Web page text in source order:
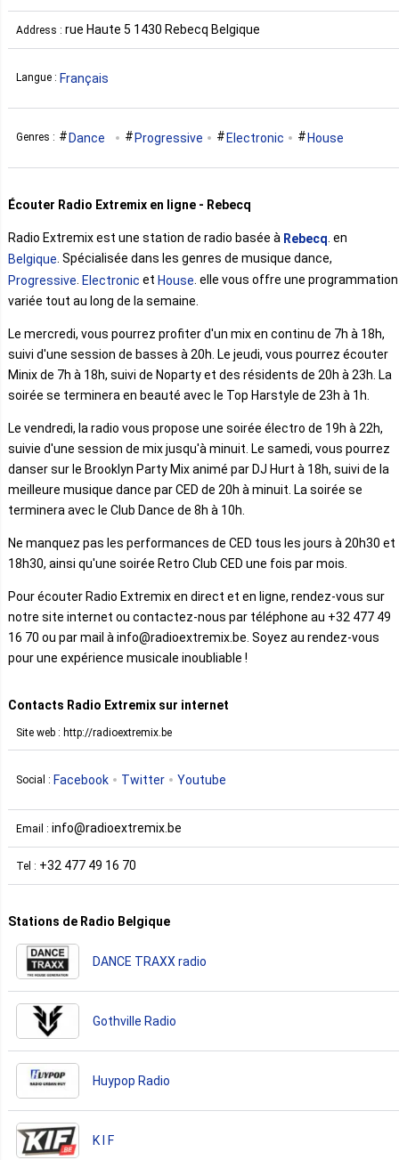
Address : rue Haute 5 1430 Rebecq Belgique
Langue : Français
Genres : Dance Progressive Electronic House
Écouter Radio Extremix en ligne - Rebecq
Radio Extremix est une station de radio basée à Rebecq . en
Belgique. Spécialisée dans les genres de musique dance,
Progressive Electronic et House . elle vous offre une programmation
variée tout au long de la semaine.
Le mercredi, vous pourrez profiter d'un mix en continu de 7h à 18h,
suivi d'une session de basses à 20h. Le jeudi, vous pourrez écouter
Minix de 7h à 18h, suivi de Noparty et des résidents de 20h à 23h. La
soirée se terminera en beauté avec le Top Harstyle de 23h à 1h.
Le vendredi, la radio vous propose une soirée électro de 19h à 22h,
suivie d'une session de mix jusqu'à minuit. Le samedi, vous pourrez
danser sur le Brooklyn Party Mix animé par DJ Hurt à 18h, suivi de la
meilleure musique dance par CED de 20h à minuit. La soirée se
terminera avec le Club Dance de 8h à 10h.
Ne manquez pas les performances de CED tous les jours à 20h30 et
18h30, ainsi qu'une soirée Retro Club CED une fois par mois.
Pour écouter Radio Extremix en direct et en ligne, rendez-vous sur
notre site internet ou contactez-nous par téléphone au +32 477 49
16 70 ou par mail à info@radioextremix.be. Soyez au rendez-vous
pour une expérience musicale inoubliable !
Contacts Radio Extremix sur internet
Site web : http://radioextremix.be
Social : Facebook Twitter Youtube
Email : info@radioextremix.be
Tel : +32 477 49 16 70
Stations de Radio Belgique
DANCE TRAXX radio
Gothville Radio
Huypop Radio
K I F